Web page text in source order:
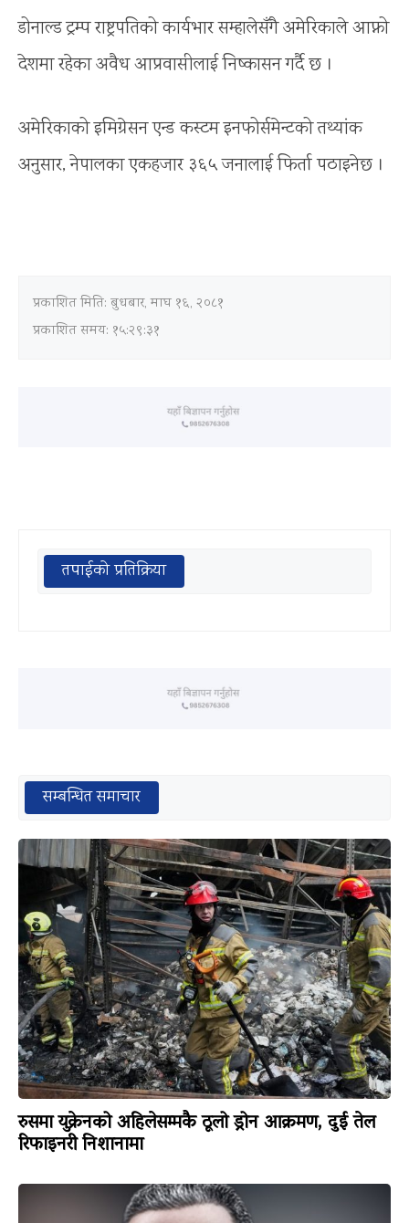
डोनाल्ड ट्रम्प राष्ट्रपतिको कार्यभार सम्हालेसँगै अमेरिकाले आफ्नो
देशमा रहेका अवैध आप्रवासीलाई निष्कासन गर्दै छ ।
अमेरिकाको इमिग्रेसन एन्ड कस्टम इनफोर्समेन्टको तथ्यांक
अनुसार, नेपालका एकहजार ३६५ जनालाई फिर्ता पठाइनेछ ।
प्रकाशित मिति: बुधबार, माघ १६, २०८१
प्रकाशित समय: १५:२९:३१
तपाईको प्रतिक्रिया
सम्बन्धित समाचार
रुसमा युक्रेनको अहिलेसम्मकै ठूलो ड्रोन आक्रमण, दुई तेल
रिफाइनरी निशानामा